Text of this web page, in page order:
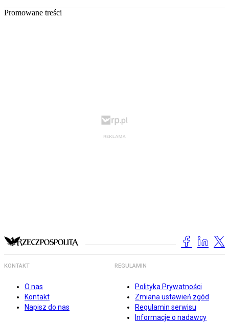
Promowane treści
KONTAKT
O nas
Kontakt
Napisz do nas
REGULAMIN
Polityka Prywatności
Zmiana ustawień zgód
Regulamin serwisu
Informacje o nadawcy